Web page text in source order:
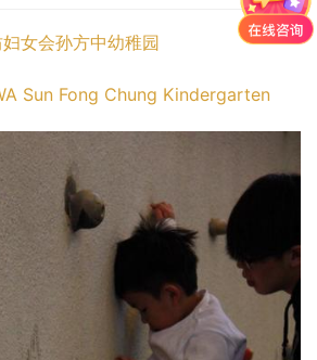
女会孙方中幼稚园
Sun Fong Chung Kindergarten